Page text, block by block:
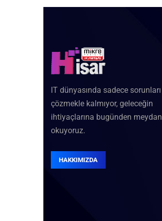
IT dünyasında sadece sorunları
çözmekle kalmıyor, geleceğin
ihtiyaçlarına bugünden meydan
okuyoruz.
HAKKIMIZDA